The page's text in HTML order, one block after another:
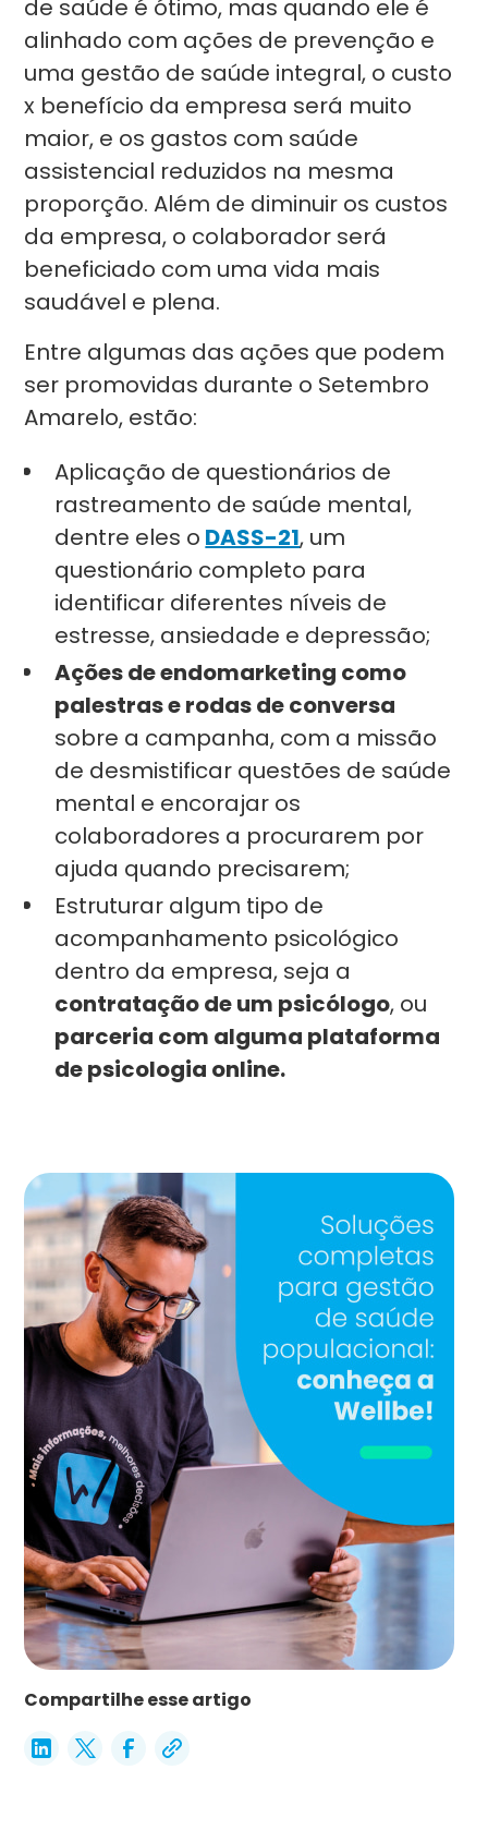
de saúde é ótimo, mas quando ele é
alinhado com ações de prevenção e
uma gestão de saúde integral, o custo
x benefício da empresa será muito
maior, e os gastos com saúde
assistencial reduzidos na mesma
proporção. Além de diminuir os custos
da empresa, o colaborador será
beneficiado com uma vida mais
saudável e plena.
Entre algumas das ações que podem
ser promovidas durante o Setembro
Amarelo, estão:
Aplicação de questionários de
rastreamento de saúde mental,
dentre eles o DASS-21, um
questionário completo para
identificar diferentes níveis de
estresse, ansiedade e depressão;
Ações de endomarketing como
palestras e rodas de conversa
sobre a campanha, com a missão
de desmistificar questões de saúde
mental e encorajar os
colaboradores a procurarem por
ajuda quando precisarem;
Estruturar algum tipo de
acompanhamento psicológico
dentro da empresa, seja a
contratação de um psicólogo, ou
parceria com alguma plataforma
de psicologia online.
Compartilhe esse artigo